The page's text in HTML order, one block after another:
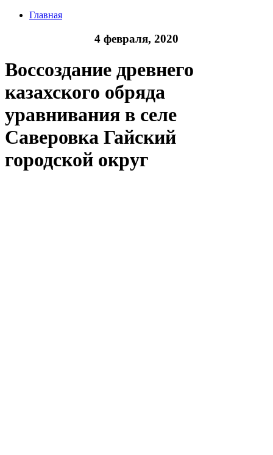
Главная
4 февраля, 2020
Воссоздание древнего
казахского обряда
уравнивания в селе
Саверовка Гайский
городской округ